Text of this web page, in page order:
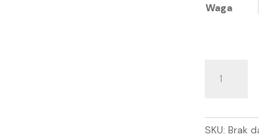
Waga
Polędwica
SKU:Brak